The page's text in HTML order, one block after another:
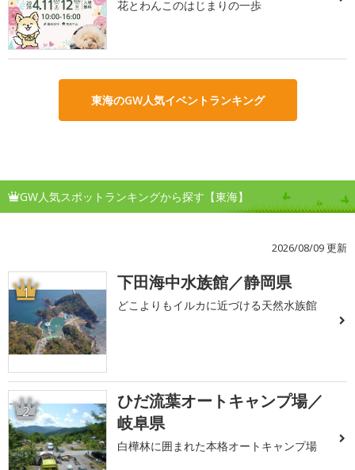
花とわんこのはじまりの一歩
東海のGW人気イベントランキング
GW人気スポットランキングから探す【東海】
2026/08/09 更新
1 下田海中水族館／静岡県
どこよりもイルカに近づける天然水族館
2
ひだ流葉オートキャンプ場／
岐阜県
白樺林に囲まれた本格オートキャンプ場